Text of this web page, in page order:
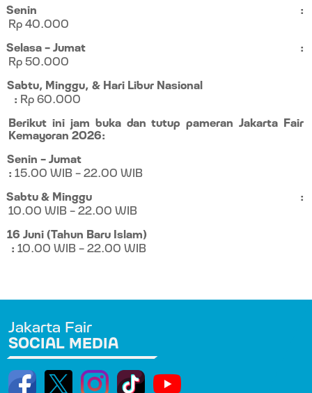
Senin
:
Rp 40.000
Selasa – Jumat
:
Rp 50.000
Sabtu, Minggu, & Hari Libur Nasional
: Rp 60.000
Berikut ini jam buka dan tutup pameran Jakarta Fair
Kemayoran 2026:
Senin – Jumat
: 15.00 WIB – 22.00 WIB
Sabtu & Minggu
:
10.00 WIB – 22.00 WIB
16 Juni (Tahun Baru Islam)
: 10.00 WIB – 22.00 WIB
Jakarta Fair
SOCIAL MEDIA